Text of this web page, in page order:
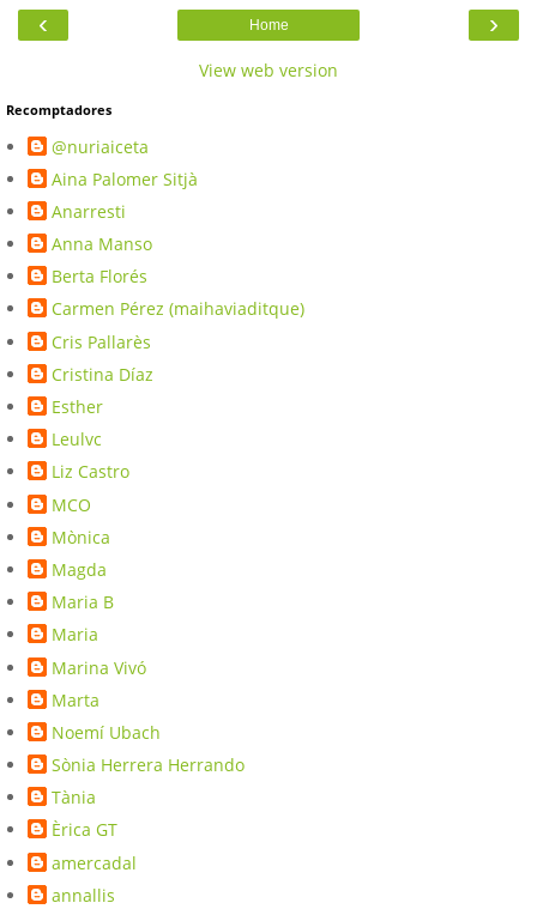
‹ ›
Home
View web version
Recomptadores
@nuriaiceta
Aina Palomer Sitjà
Anarresti
Anna Manso
Berta Florés
Carmen Pérez (maihaviaditque)
Cris Pallarès
Cristina Díaz
Esther
Leulvc
Liz Castro
MCO
Mònica
Magda
Maria B
Maria
Marina Vivó
Marta
Noemí Ubach
Sònia Herrera Herrando
Tània
Èrica GT
amercadal
annallis